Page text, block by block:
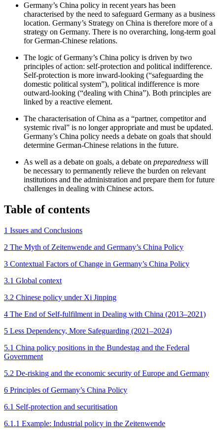
Germany’s China policy in recent years has been
characterised by the need to safeguard Germany as a business
location. Germany’s Strategy on China is therefore more of a
strategy on Germany. There is no overarch­ing, long-term goal
for German-Chinese relations.
The logic of Germany’s China policy is driven by two
principles of action: self-protection and political indifference.
Self-protection is more inward-looking (“safeguarding the
domestic political system”), political indiffer­ence is more
outward-looking (“dealing with China”). Both principles are
linked by a reactive element.
The characterisation of China as a “partner, competitor and
systemic rival” is no longer appropriate and must be updated.
Germany’s China policy needs a debate on goals that should
determine German-Chinese relations in the future.
As well as a debate on goals, a debate on preparedness will
be necessary to permanently relieve the burden on relevant
institutions and the adminis­tration and prepare them for future
challenges in dealing with Chinese actors.
Table of contents
1 Issues and Conclusions
2 The Myth of Zeitenwende and Germany’s China Policy
3 Contextual Factors of Change in Germany’s China Policy
3.1 Global context
3.2 Chinese policy under Xi Jinping
4 The End of Self-fulfilment in Dealing with China (2013–2021)
5 Less Dependency, More Safe­guarding (2021–2024)
5.1 China policy positions in the Bundestag and the Federal
Government
5.2 De-risking and the economic security of Europe and Germany
6 Principles of Germany’s China Policy
6.1 Self-protection and securitisation
6.1.1 Example: Industrial policy in the Zeitenwende